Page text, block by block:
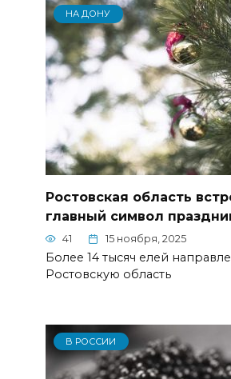
НА ДОНУ
Ростовская область
главный символ
41 15 ноября, 2025
Более 14 тысяч елей
Ростовскую область
В РОССИИ